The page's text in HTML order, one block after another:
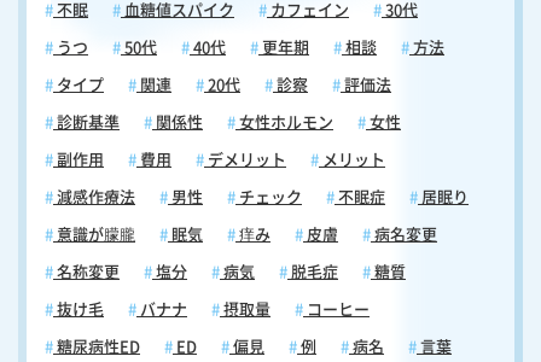
不眠 血糖値スパイク カフェイン 30代
うつ 50代 40代 更年期 相談 方法
タイプ 関連 20代 診察 評価法
診断基準 関係性 女性ホルモン 女性
副作用 費用 デメリット メリット
減感作療法 男性 チェック 不眠症 居眠り
意識が朦朧 眠気 痒み 皮膚 病名変更
名称変更 塩分 病気 脱毛症 糖質
抜け毛 バナナ 摂取量 コーヒー
糖尿病性ED ED 偏見 例 病名 言葉